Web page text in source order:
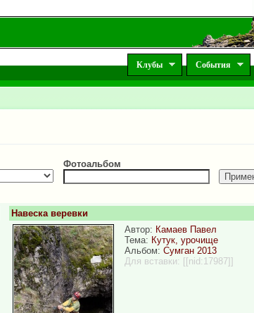
Клубы События
Фотоальбом
Навеска веревки
Автор: Камаев Павел
Тема: Кутук, урочище
Альбом: Сумган 2013
Для вставки: [[nid:17987]]